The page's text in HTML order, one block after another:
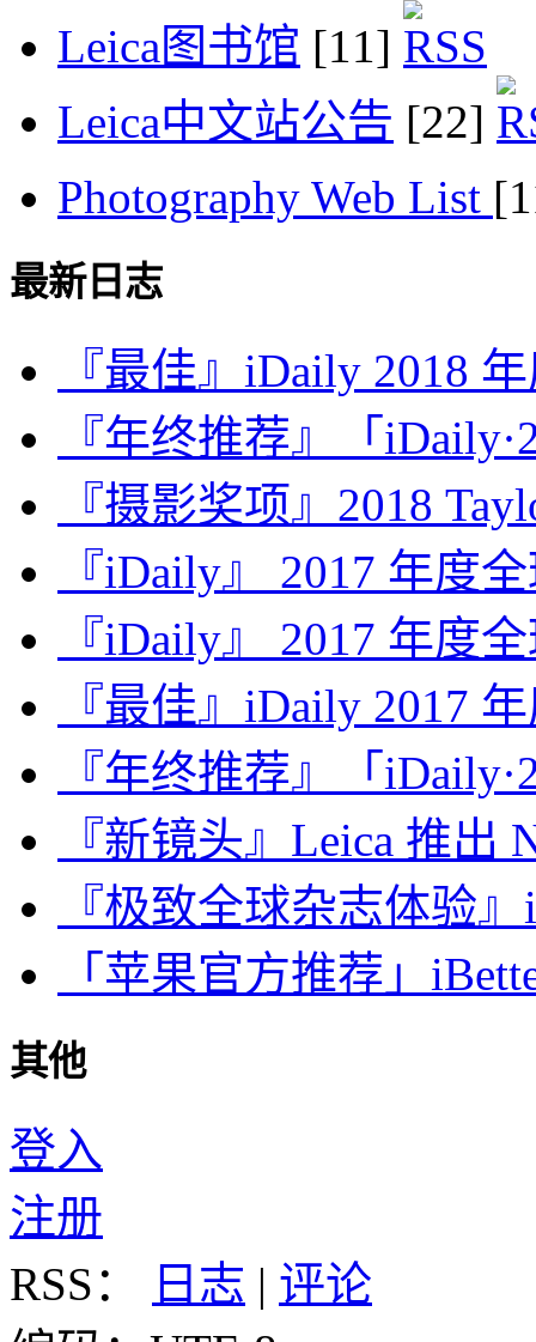
Leica图书馆 [11]
Leica中文站公告 [22]
Photography Web List
最新日志
『最佳』iDaily 2018
『年终推荐』「
『摄影奖项』2018
『iDaily』 2017 年度
『iDaily』 2017 年度
『最佳』iDaily 2017
『年终推荐』「
『新镜头』Leica 推出
『极致全球杂志体验
「苹果官方推荐」
其他
登入
注册
RSS：
日志 | 评论